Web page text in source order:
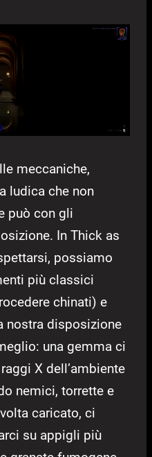
meccaniche,
ludica che non
può con gli
In Thick as
possiamo
più classici
chinati) e
nostra disposizione
una gemma ci
X dell’ambiente
nemici, torrette e
caricato, ci
su appigli più